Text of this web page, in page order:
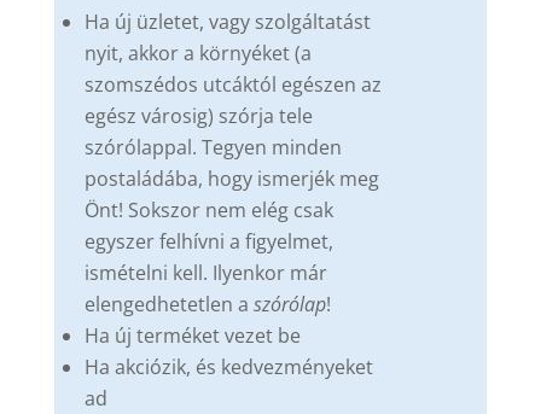
Ha új üzletet, vagy szolgáltatást
nyit, akkor a környéket (a
szomszédos utcáktól egészen az
egész városig) szórja tele
szórólappal. Tegyen minden
postaládába, hogy ismerjék meg
Önt! Sokszor nem elég csak
egyszer felhívni a figyelmet,
ismételni kell. Ilyenkor már
elengedhetetlen a szórólap!
Ha új terméket vezet be
Ha akciózik, és kedvezményeket
ad